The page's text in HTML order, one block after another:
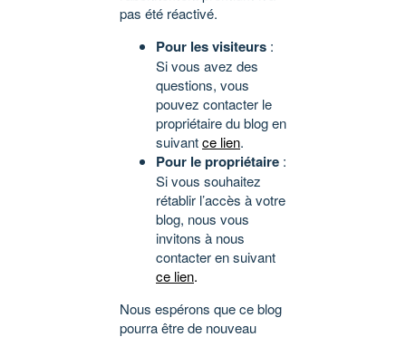
pas été réactivé.
Pour les visiteurs :
Si vous avez des
questions, vous
pouvez contacter le
propriétaire du blog en
suivantce lien.
Pour le propriétaire :
Si vous souhaitez
rétablir l’accès à votre
blog, nous vous
invitons à nous
contacter en suivant
ce lien.
Nous espérons que ce blog
pourra être de nouveau